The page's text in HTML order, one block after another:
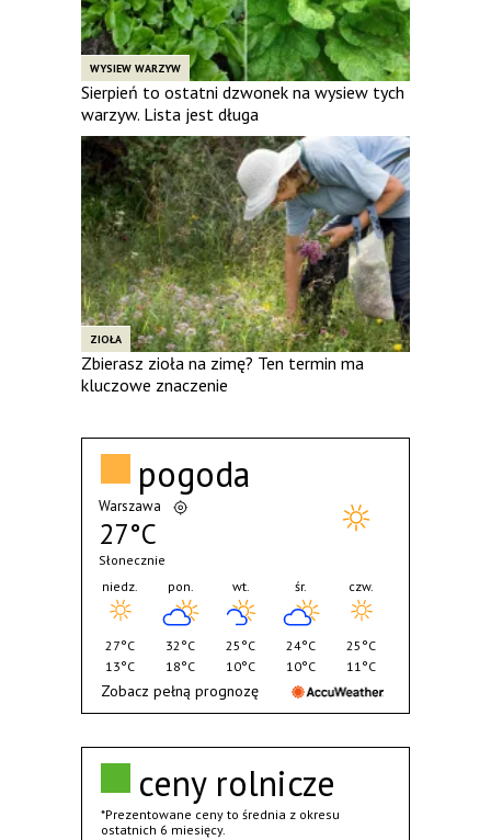
WYSIEW WARZYW
Sierpień to ostatni dzwonek na wysiew tych
warzyw. Lista jest długa
ZIOŁA
Zbierasz zioła na zimę? Ten termin ma
kluczowe znaczenie
ceny rolnicze
*Prezentowane ceny to średnia z okresu
ostatnich 6 miesięcy.
pogoda
Warszawa
27°C
Słonecznie
niedz.
27°C
13°C
pon.
32°C
18°C
wt.
25°C
10°C
śr.
24°C
10°C
czw.
25°C
11°C
Zobacz pełną prognozę